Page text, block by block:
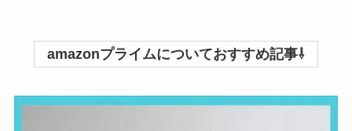
amazonプライムについておすすめ記事⇩